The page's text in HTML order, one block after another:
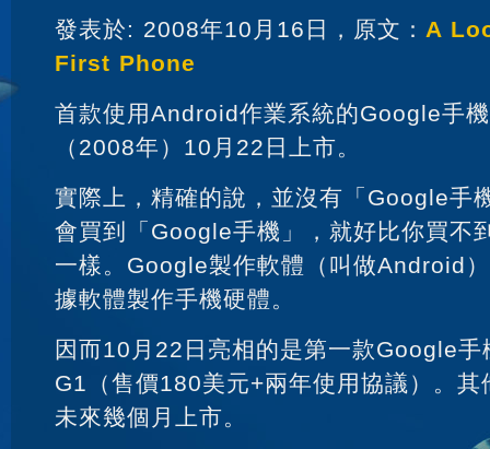
發表於: 2008年10月16日，原文： A
First Phone
首款使用Android作業系統的Google手
（2008年）10月22日上市。
實際上，精確的說，並沒有「Google手
會買到「Google手機」，就好比你買不
一樣。Google製作軟體（叫做Android
據軟體製作手機硬體。
因而10月22日亮相的是第一款Google
G1（售價180美元+兩年使用協議）。
未來幾個月上市。